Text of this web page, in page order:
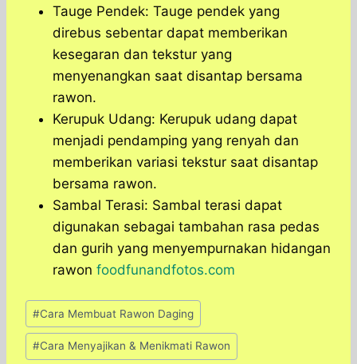
Tauge Pendek: Tauge pendek yang
direbus sebentar dapat memberikan
kesegaran dan tekstur yang
menyenangkan saat disantap bersama
rawon.
Kerupuk Udang: Kerupuk udang dapat
menjadi pendamping yang renyah dan
memberikan variasi tekstur saat disantap
bersama rawon.
Sambal Terasi: Sambal terasi dapat
digunakan sebagai tambahan rasa pedas
dan gurih yang menyempurnakan hidangan
rawon foodfunandfotos.com
Post
Tags:
#Cara Membuat Rawon Daging
#Cara Menyajikan & Menikmati Rawon